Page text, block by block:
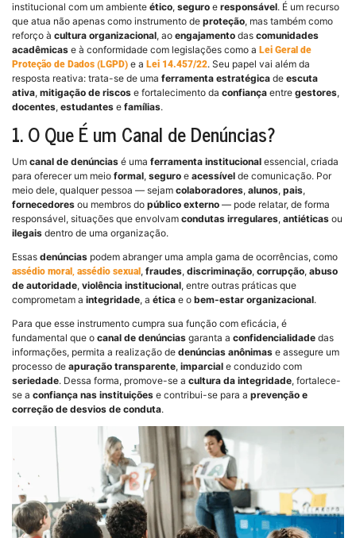
institucional com um ambiente ético, seguro e responsável. É um recurso
que atua não apenas como instrumento de proteção, mas também como
reforço à cultura organizacional, ao engajamento das comunidades
acadêmicas e à conformidade com legislações como a Lei Geral de
Proteção de Dados (LGPD) e a Lei 14.457/22. Seu papel vai além da
resposta reativa: trata-se de uma ferramenta estratégica de escuta
ativa, mitigação de riscos e fortalecimento da confiança entre gestores,
docentes, estudantes e famílias.
1. O Que É um Canal de Denúncias?
Um canal de denúncias é uma ferramenta institucional essencial, criada
para oferecer um meio formal, seguro e acessível de comunicação. Por
meio dele, qualquer pessoa — sejam colaboradores, alunos, pais,
fornecedores ou membros do público externo — pode relatar, de forma
responsável, situações que envolvam condutas irregulares, antiéticas ou
ilegais dentro de uma organização.
Essas denúncias podem abranger uma ampla gama de ocorrências, como
assédio moral , assédio sexual , fraudes, discriminação, corrupção, abuso
de autoridade, violência institucional, entre outras práticas que
comprometam a integridade, a ética e o bem-estar organizacional.
Para que esse instrumento cumpra sua função com eficácia, é
fundamental que o canal de denúncias garanta a confidencialidade das
informações, permita a realização de denúncias anônimas e assegure um
processo de apuração transparente, imparcial e conduzido com
seriedade. Dessa forma, promove-se a cultura da integridade, fortalece-
se a confiança nas instituições e contribui-se para a prevenção e
correção de desvios de conduta.